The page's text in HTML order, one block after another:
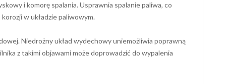
i komorę spalania. Usprawnia spalanie paliwa, co
w układzie paliwowym.
Niedrożny układ wydechowy uniemożliwia poprawną
z takimi objawami może doprowadzić do wypalenia